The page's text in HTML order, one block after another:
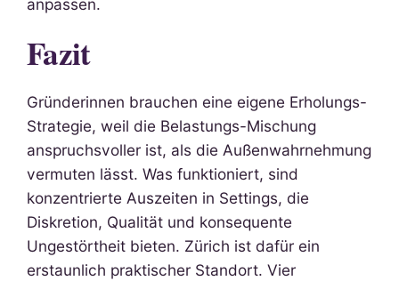
anpassen.
Fazit
Gründerinnen brauchen eine eigene Erholungs-
Strategie, weil die Belastungs-Mischung
anspruchsvoller ist, als die Außenwahrnehmung
vermuten lässt. Was funktioniert, sind
konzentrierte Auszeiten in Settings, die
Diskretion, Qualität und konsequente
Ungestörtheit bieten. Zürich ist dafür ein
erstaunlich praktischer Standort. Vier